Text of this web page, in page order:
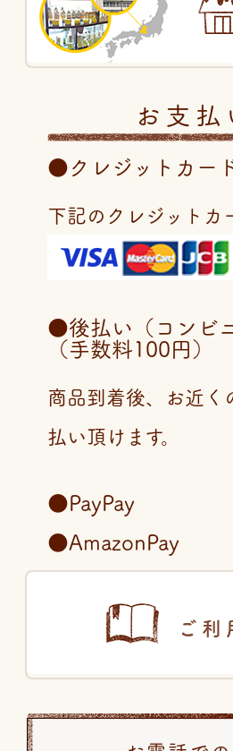
お支
●クレジットカー
下記のクレジットカ
●後払い（コンビ
（手数料100円）
商品到着後、お近
払い頂けます。
●PayPay
●AmazonPay
ご利